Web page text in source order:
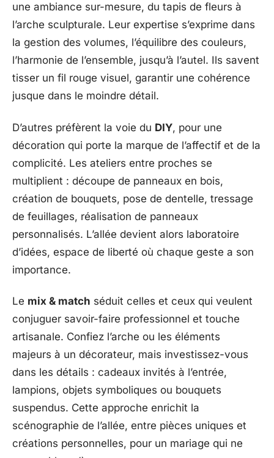
une ambiance sur-mesure, du tapis de fleurs à
l’arche sculpturale. Leur expertise s’exprime dans
la gestion des volumes, l’équilibre des couleurs,
l’harmonie de l’ensemble, jusqu’à l’autel. Ils savent
tisser un fil rouge visuel, garantir une cohérence
jusque dans le moindre détail.
D’autres préfèrent la voie du DIY, pour une
décoration qui porte la marque de l’affectif et de la
complicité. Les ateliers entre proches se
multiplient : découpe de panneaux en bois,
création de bouquets, pose de dentelle, tressage
de feuillages, réalisation de panneaux
personnalisés. L’allée devient alors laboratoire
d’idées, espace de liberté où chaque geste a son
importance.
Le mix & match séduit celles et ceux qui veulent
conjuguer savoir-faire professionnel et touche
artisanale. Confiez l’arche ou les éléments
majeurs à un décorateur, mais investissez-vous
dans les détails : cadeaux invités à l’entrée,
lampions, objets symboliques ou bouquets
suspendus. Cette approche enrichit la
scénographie de l’allée, entre pièces uniques et
créations personnelles, pour un mariage qui ne